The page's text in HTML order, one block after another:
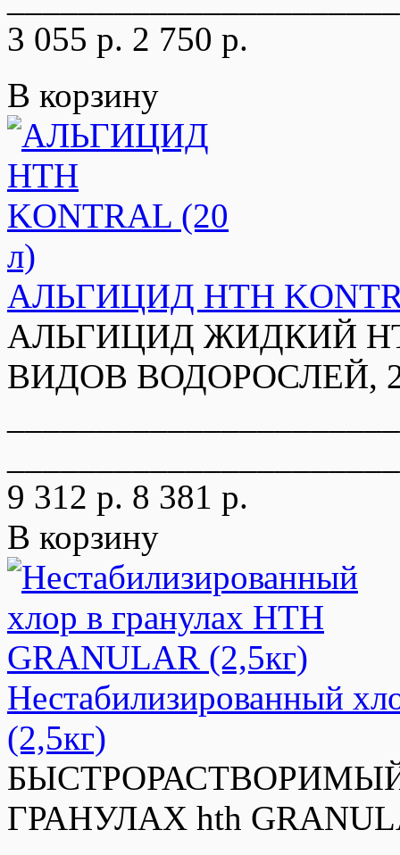
3 055 р. 2 750 р.
В корзину
АЛЬГИЦИД HTH
АЛЬГИЦИД ЖИДКИЙ
ВИДОВ ВОДОРОСЛЕЙ,
9 312 р. 8 381 р.
В корзину
Нестабилизированный
(2,5кг)
ГРАНУЛАХ hth